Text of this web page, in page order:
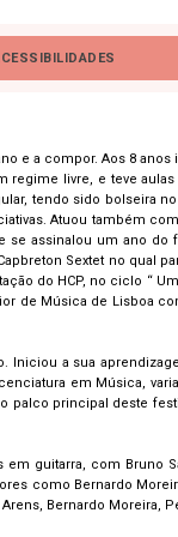
e a compor. Aos 8
regime livre, e teve
tendo sido bolseira
Atuou também
assinalou um ano
Sextet no
do HCP, no ciclo “
de Música de Lisboa
a sua
em Música,
principal deste
guitarra, com
como Bernardo
Bernardo Moreira,